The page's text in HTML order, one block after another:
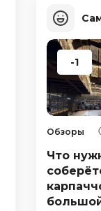
-1
Обзоры
Что